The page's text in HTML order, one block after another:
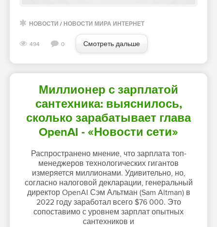
НОВОСТИ / НОВОСТИ МИРА ИНТЕРНЕТ
494 0 Смотреть дальше
Миллионер с зарплатой
сантехника: выяснилось,
сколько зарабатывает глава
OpenAI - «Новости сети»
Распространено мнение, что зарплата топ-
менеджеров технологических гигантов
измеряется миллионами. Удивительно, но,
согласно налоговой декларации, генеральный
директор OpenAI Сэм Альтман (Sam Altman) в
2022 году заработал всего $76 000. Это
сопоставимо с уровнем зарплат опытных
сантехников и